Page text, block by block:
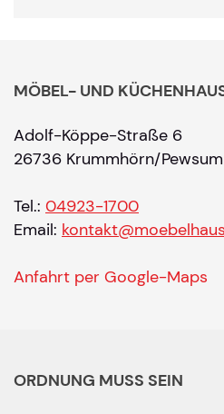
MÖBEL- UND
Adolf-Köppe-Straße 6
26736 Krummhörn/Pewsum
Tel.: 04923-1700
Email:
Anfahrt per Google-Maps
ORDNUNG MUSS SEIN